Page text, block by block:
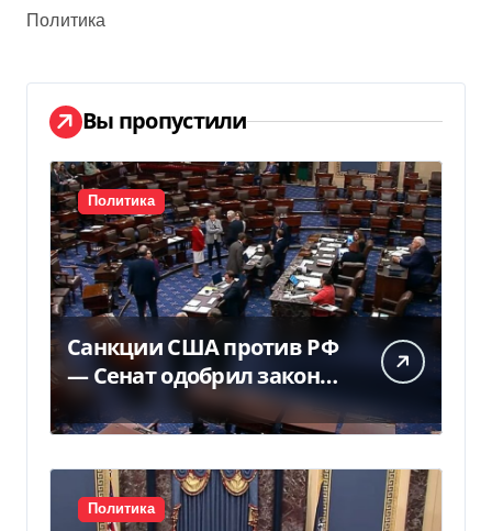
Политика
Вы пропустили
Политика
Санкции США против РФ
— Сенат одобрил закон
Грема — Фокус
Политика